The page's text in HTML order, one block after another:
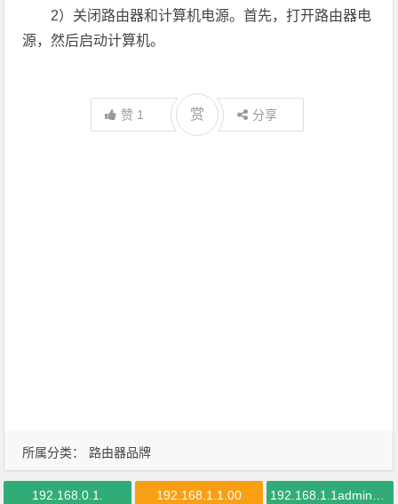
所属分类： 路由器品牌
2）关闭路由器和计算机电源。首先，打开路由器电
源，然后启动计算机。
赞 1 赏 分享
192.168.0.1. 192.168.1.1.00